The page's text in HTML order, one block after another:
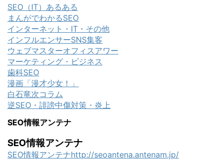
SEO（IT）あるある
まんがでわかるSEO
インターネット・IT・その他
インフルエンサーSNS集客
ウェブマスターオフィスアワー
マーケティング・ビジネス
歯科SEO
漫画「漫才少女！」
白石竜次コラム
逆SEO・誹謗中傷対策・炎上
SEO情報アンテナ
SEO情報アンテナ
SEO情報アンテナhttp://seoantena.antenam.jp/